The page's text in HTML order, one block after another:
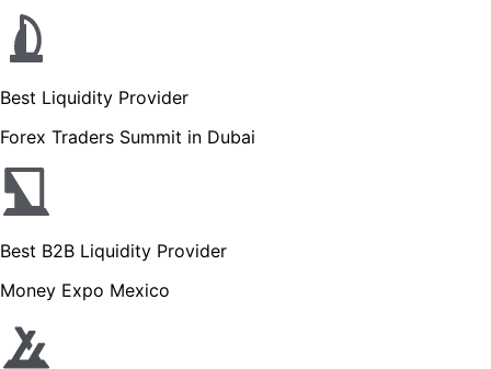
Best Liquidity Provider
Forex Traders Summit in Dubai
Best B2B Liquidity Provider
Money Expo Mexico